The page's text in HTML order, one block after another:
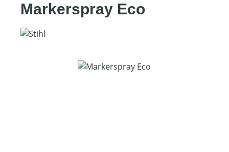
Markerspray Eco
Bildergalerie überspringen